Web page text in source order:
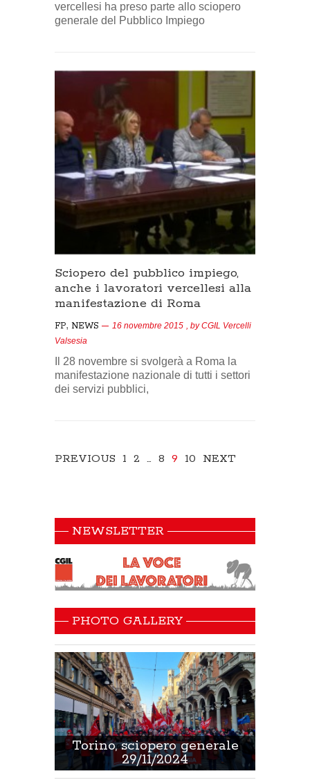
vercellesi ha preso parte allo sciopero
generale del Pubblico Impiego
Sciopero del pubblico impiego,
anche i lavoratori vercellesi alla
manifestazione di Roma
FP, NEWS 16 novembre 2015 , byCGIL Vercelli
Valsesia
Il 28 novembre si svolgerà a Roma la
manifestazione nazionale di tutti i settori
dei servizi pubblici,
PREVIOUS 1 2 … 8 9 10 NEXT
NEWSLETTER
PHOTO GALLERY
Torino, sciopero generale
29/11/2024